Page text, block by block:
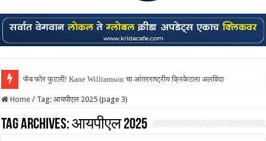
फॅब फोर फुटली! Kane Williamson चा आंतरराष्ट्रीय क्रिकेटला अलविदा
Shreyas Iyer कॅप्टन झाला! टी20 ची पुन्हा मुंबईकराच्या खांद्यावर, एशियन गेम्स…
Home / Tag:आयपीएल 2025 (page 3)
Tag Archives:आयपीएल 2025